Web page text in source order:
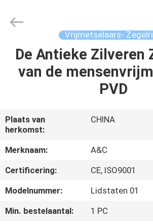
HUIS
ONGEVEER
ONS
FABRIEKSREIS
douanekampioenschap
Leverancier.
rings.com.
Vrijmetselaars-
De Antieke Zilveren
van de
PVD
Plaats van
herkomst:
CHINA
Merknaam:
A&C
Certificering:
CE, ISO9001
Modelnummer:
Lidstaten 01
Min. bestelaantal:
1 PC